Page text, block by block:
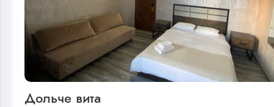
Дольче вита